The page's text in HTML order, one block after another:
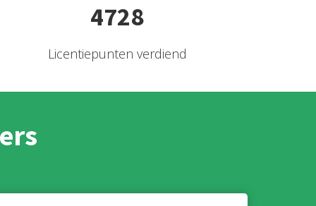
4728
Licentiepunten verdiend